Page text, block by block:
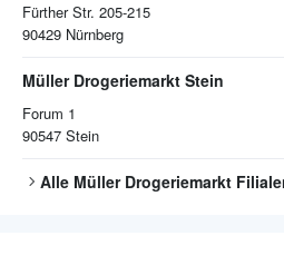
Fürther Str. 205-215
90429 Nürnberg
Müller Drogeriemarkt Stein
Forum 1
90547 Stein
Alle Müller Drogeriemarkt